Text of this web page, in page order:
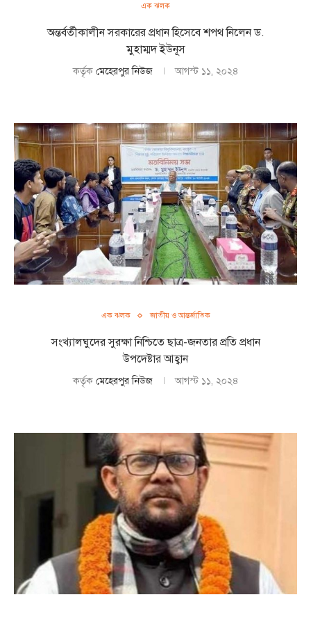
এক ঝলক
অন্তর্বর্তীকালীন সরকারের প্রধান হিসেবে শপথ নিলেন ড.
মুহাম্মদ ইউনূস
কর্তৃক মেহেরপুর নিউজ আগস্ট ১১, ২০২৪
এক ঝলক জাতীয় ও আন্তর্জাতিক
সংখ্যালঘুদের সুরক্ষা নিশ্চিতে ছাত্র-জনতার প্রতি প্রধান
উপদেষ্টার আহ্বান
কর্তৃক মেহেরপুর নিউজ আগস্ট ১১, ২০২৪